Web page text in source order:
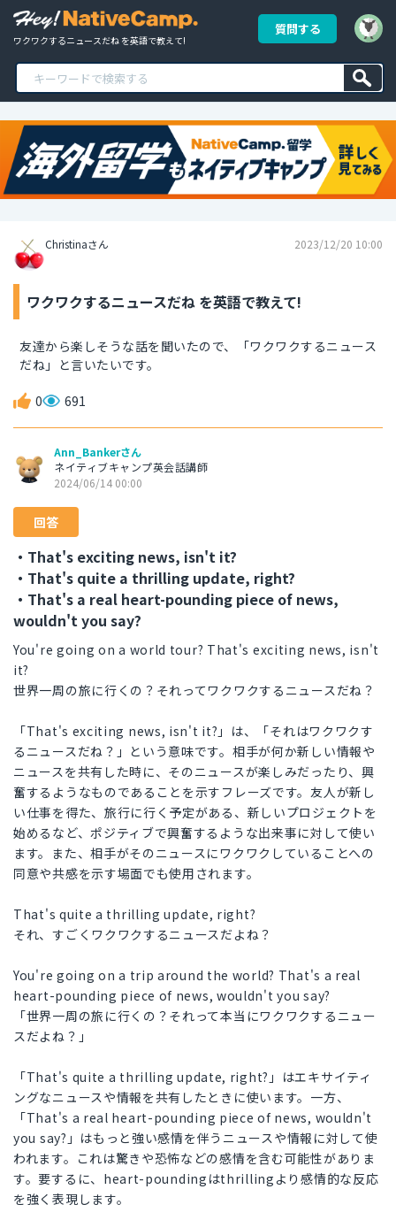
ワクワクするニュースだね を英語で教えて!
質問する
Christinaさん 2023/12/20 10:00
ワクワクするニュースだね を英語で教えて!
友達から楽しそうな話を聞いたので、「ワクワクするニュース
だね」と言いたいです。
0 691
Ann_Bankerさん
ネイティブキャンプ英会話講師
2024/06/14 00:00
回答
・That's exciting news, isn't it?
・That's quite a thrilling update, right?
・That's a real heart-pounding piece of news,
wouldn't you say?
You're going on a world tour? That's exciting news, isn't
it?
世界一周の旅に行くの？それってワクワクするニュースだね？
「That's exciting news, isn't it?」は、「それはワクワクす
るニュースだね？」という意味です。相手が何か新しい情報や
ニュースを共有した時に、そのニュースが楽しみだったり、興
奮するようなものであることを示すフレーズです。友人が新し
い仕事を得た、旅行に行く予定がある、新しいプロジェクトを
始めるなど、ポジティブで興奮するような出来事に対して使い
ます。また、相手がそのニュースにワクワクしていることへの
同意や共感を示す場面でも使用されます。
That's quite a thrilling update, right?
それ、すごくワクワクするニュースだよね？
You're going on a trip around the world? That's a real
heart-pounding piece of news, wouldn't you say?
「世界一周の旅に行くの？それって本当にワクワクするニュー
スだよね？」
「That's quite a thrilling update, right?」はエキサイティ
ングなニュースや情報を共有したときに使います。一方、
「That's a real heart-pounding piece of news, wouldn't
you say?」はもっと強い感情を伴うニュースや情報に対して使
われます。これは驚きや恐怖などの感情を含む可能性がありま
す。要するに、heart-poundingはthrillingより感情的な反応
を強く表現します。